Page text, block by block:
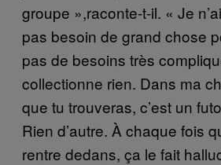
groupe »,raconte-t-il. « Je
pas besoin de grand chose
pas de besoins très
collectionne rien. Dans ma
que tu trouveras, c’est un
Rien d’autre. À chaque fois
rentre dedans, ça le fait